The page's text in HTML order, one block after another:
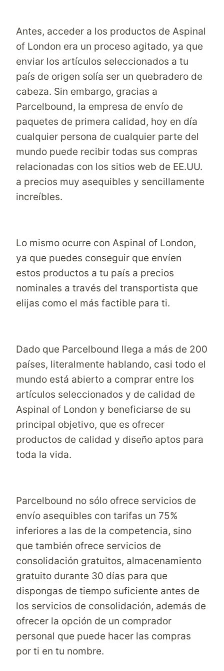
Antes, acceder a los productos de Aspinal
of London era un proceso agitado, ya que
enviar los artículos seleccionados a tu
país de origen solía ser un quebradero de
cabeza. Sin embargo, gracias a
Parcelbound, la empresa de envío de
paquetes de primera calidad, hoy en día
cualquier persona de cualquier parte del
mundo puede recibir todas sus compras
relacionadas con los sitios web de EE.UU.
a precios muy asequibles y sencillamente
increíbles.
Lo mismo ocurre con Aspinal of London,
ya que puedes conseguir que envíen
estos productos a tu país a precios
nominales a través del transportista que
elijas como el más factible para ti.
Dado que Parcelbound llega a más de 200
países, literalmente hablando, casi todo el
mundo está abierto a comprar entre los
artículos seleccionados y de calidad de
Aspinal of London y beneficiarse de su
principal objetivo, que es ofrecer
productos de calidad y diseño aptos para
toda la vida.
Parcelbound no sólo ofrece servicios de
envío asequibles con tarifas un 75%
inferiores a las de la competencia, sino
que también ofrece servicios de
consolidación gratuitos, almacenamiento
gratuito durante 30 días para que
dispongas de tiempo suficiente antes de
los servicios de consolidación, además de
ofrecer la opción de un comprador
personal que puede hacer las compras
por ti en tu nombre.